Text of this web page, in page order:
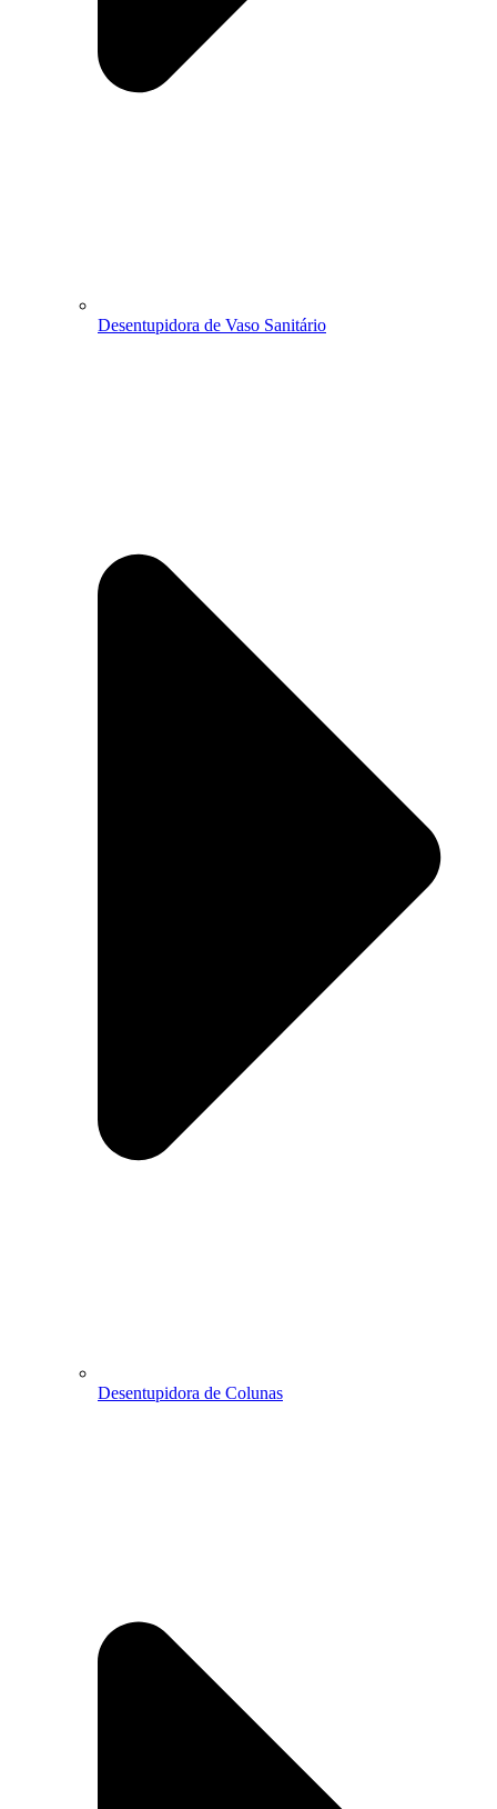
Desentupidora de Vaso Sanitário
Desentupidora de Colunas